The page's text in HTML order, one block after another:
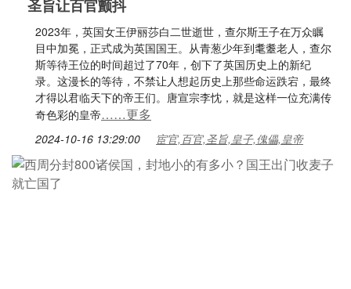
圣旨让百官颤抖
2023年，英国女王伊丽莎白二世逝世，查尔斯王子在万众瞩
目中加冕，正式成为英国国王。从青葱少年到耄耋老人，查尔
斯等待王位的时间超过了70年，创下了英国历史上的新纪
录。这漫长的等待，不禁让人想起历史上那些命运跌宕，最终
才得以君临天下的帝王们。唐宣宗李忱，就是这样一位充满传
奇色彩的皇帝……更多
2024-10-16 13:29:00 宦官,百官,圣旨,皇子,傀儡,皇帝